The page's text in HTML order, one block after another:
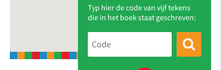
Typ hier de code van vijf tekens
die in het boek staat geschreven: